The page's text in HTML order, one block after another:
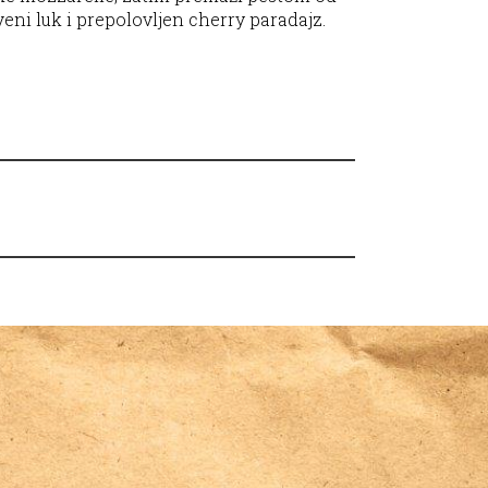
luk i prepolovljen cherry paradajz.